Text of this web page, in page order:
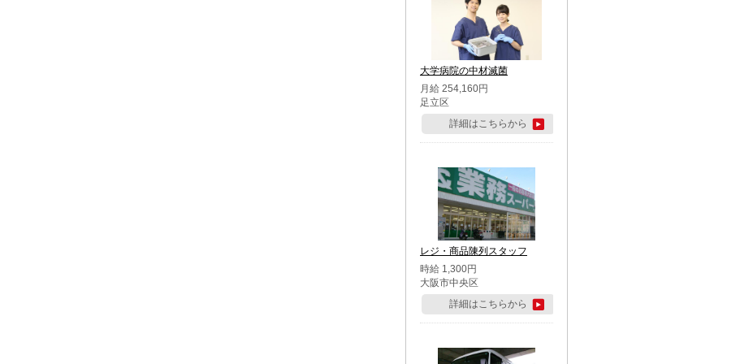
大学病院の中材滅菌
月給 254,160円
足立区
詳細はこちらから
レジ・商品陳列スタッフ
時給 1,300円
大阪市中央区
詳細はこちらから